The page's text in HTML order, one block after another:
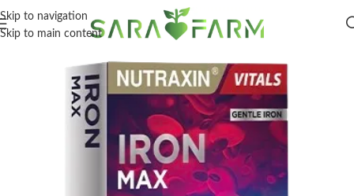
Skip to navigation
Skip to main content